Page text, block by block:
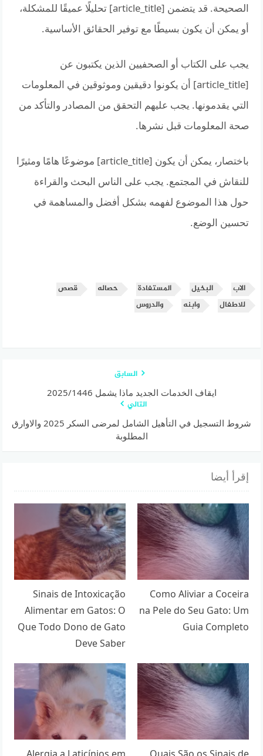
الصحيحة. قد يتضمن [article_title] تحليلًا عميقًا للمشكلة،
أو يمكن أن يكون بسيطًا مع توفير الحقائق الأساسية.
يجب على الكتاب أو الصحفيين الذين يكتبون عن
[article_title] أن يكونوا دقيقين وموثوقين في المعلومات
التي يقدمونها. يجب عليهم التحقق من المصادر والتأكد من
صحة المعلومات قبل نشرها.
باختصار، يمكن أن يكون [article_title] موضوعًا هامًا ومثيرًا
للنقاش في المجتمع. يجب على الناس البحث والقراءة
حول هذا الموضوع لفهمه بشكل أفضل والمساهمة في
تحسين الوضع.
الاب البخيل المستفادة حصاله
قصص
للاطفال
وابنه والدروس
السابق
ايقاف الخدمات الجديد ماذا يشمل 2025/1446
التالي
شروط التسجيل في التأهيل الشامل لمرضى السكر 2025 والاوارق
المطلوبة
إقرأ أيضا
Como Aliviar a Coceira
na Pele do Seu Gato: Um
Guia Completo
Sinais de Intoxicação
Alimentar em Gatos: O
Que Todo Dono de Gato
Deve Saber